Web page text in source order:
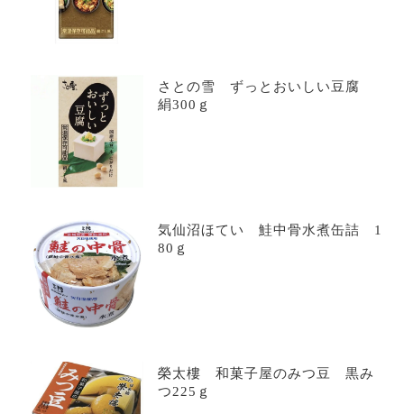
さとの雪 ずっとおいしい豆腐
絹300ｇ
気仙沼ほてい 鮭中骨水煮缶詰 1
80ｇ
榮太樓 和菓子屋のみつ豆 黒み
つ225ｇ